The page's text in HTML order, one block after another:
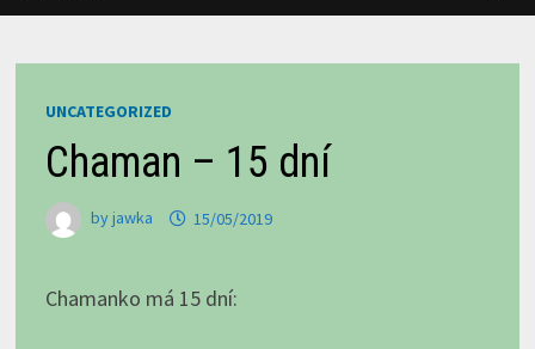
UNCATEGORIZED
Chaman – 15 dní
byjawka 15/05/2019
Chamanko má 15 dní: